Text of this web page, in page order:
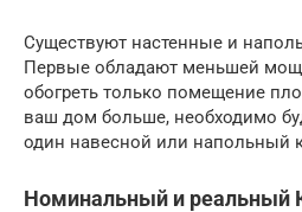
Существуют настенные и
Первые обладают меньшей
обогреть только помещение
ваш дом больше, необходимо
один навесной или напольный
Номинальный и реальный